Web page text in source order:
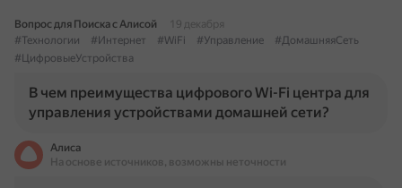
Вопрос для Поиска с Алисой
19 декабря
#Технологии
#Интернет #WiFi #Управление
#ДомашняяСеть
#ЦифровыеУстройства
В чем преимущества цифрового Wi-Fi центра для
управления устройствами домашней сети?
Алиса
На основе источников, возможны неточности